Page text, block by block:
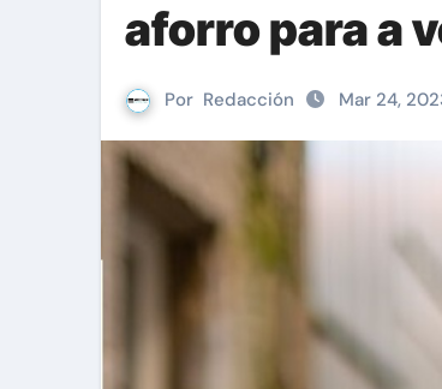
aforro para a
Por Redacción Mar 24,